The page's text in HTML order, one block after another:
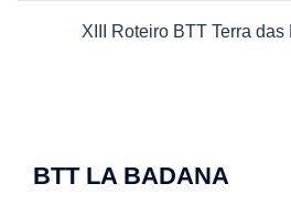
XIII Roteiro BTT Terra das
BTT LA BADANA